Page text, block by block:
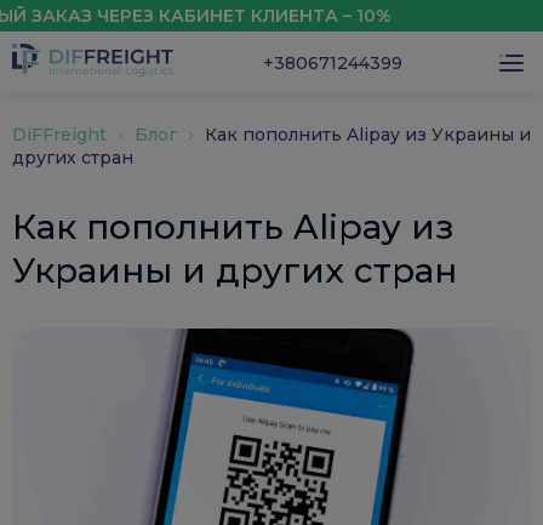
ЧЕРЕЗ КАБИНЕТ КЛИЕНТА – 10%
+380671244399
DiFFreight Блог
Как пополнить Alipay из Украины и
других стран
Как пополнить Alipay из
Украины и других стран